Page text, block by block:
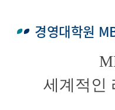
경영대학원
세계적인